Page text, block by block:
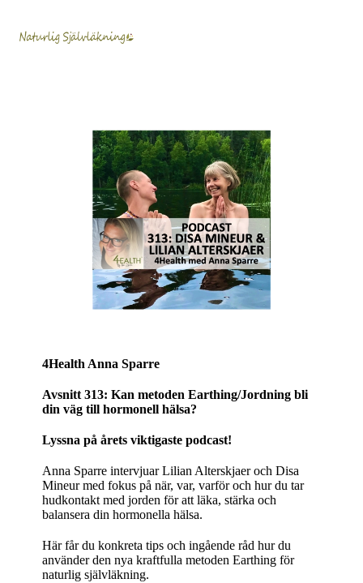
4Health Anna Sparre
Avsnitt 313: Kan metoden Earthing/Jordning bli
din väg till hormonell hälsa?
Lyssna på årets viktigaste podcast!
Anna Sparre intervjuar Lilian Alterskjaer och Disa
Mineur med fokus på när, var, varför och hur du tar
hudkontakt med jorden för att läka, stärka och
balansera din hormonella hälsa.
Här får du konkreta tips och ingående råd hur du
använder den nya kraftfulla metoden Earthing för
naturlig självläkning.